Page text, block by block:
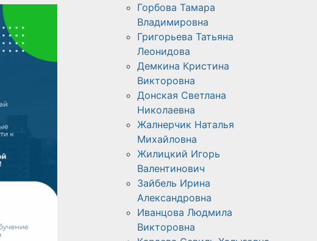
Горбова Тамара
Владимировна
Григорьева Татьяна
Леонидова
Демкина Кристина
Викторовна
Донская Светлана
Николаевна
Жалнерчик Наталья
Михайловна
Жилицкий Игорь
Валентинович
Зайбель Ирина
Александровна
Иванцова Людмила
Викторовна